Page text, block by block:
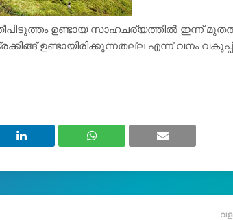
ഉണ്ടായ സാഹചര്യത്തിൽ ഇന്ന്
ഉണ്ടായിരിക്കുന്നതല്ല എന്ന് വനം വകുപ്പ്